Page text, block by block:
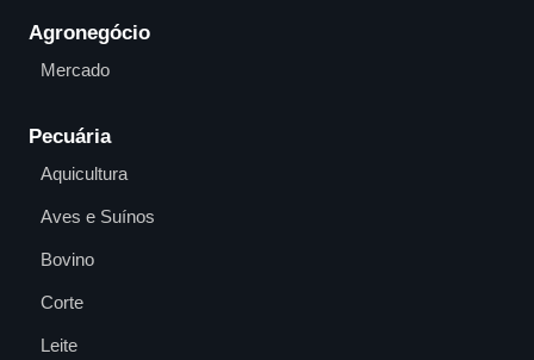
Agronegócio
Mercado
Pecuária
Aquicultura
Aves e Suínos
Bovino
Corte
Leite